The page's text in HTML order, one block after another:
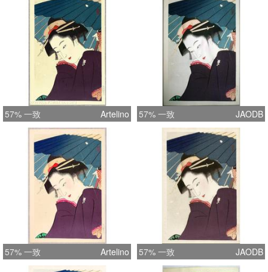
57% 一致 Artelino 57% 一致 JAODB
57% 一致 Artelino 57% 一致 JAODB